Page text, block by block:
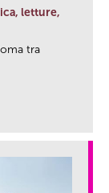
letture,
tra